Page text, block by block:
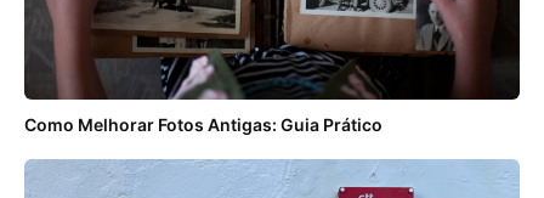
Como Melhorar Fotos Antigas: Guia Prático